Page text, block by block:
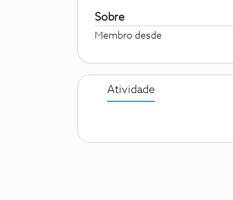
Sobre
Membro desde
Atividade